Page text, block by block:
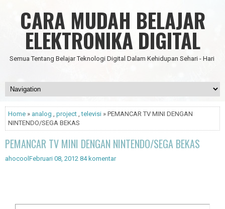
CARA MUDAH BELAJAR
ELEKTRONIKA DIGITAL
Semua Tentang Belajar Teknologi Digital Dalam Kehidupan Sehari - Hari
Home » analog , project ,televisi » PEMANCAR TV MINI DENGAN
NINTENDO/SEGA BEKAS
PEMANCAR TV MINI DENGAN NINTENDO/SEGA BEKAS
ahocool Februari 08, 2012 84 komentar